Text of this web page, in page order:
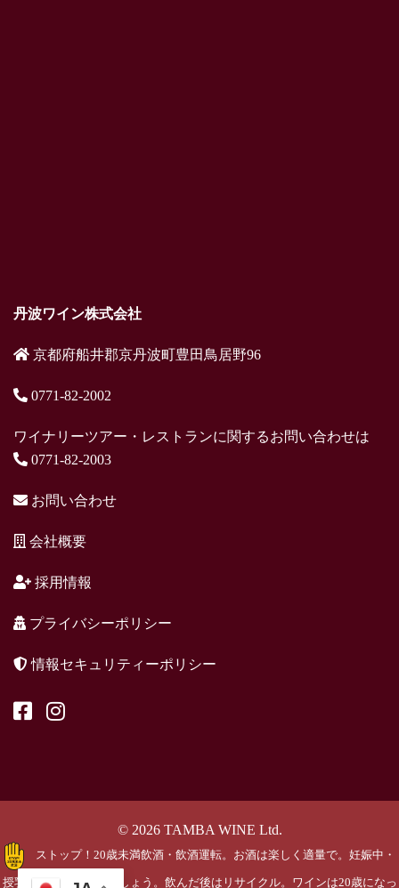
丹波ワイン株式会社
京都府船井郡京丹波町豊田鳥居野96
0771-82-2002
ワイナリーツアー・レストランに関するお問い合わせは
0771-82-2003
お問い合わせ
会社概要
採用情報
プライバシーポリシー
情報セキュリティーポリシー
© 2026 TAMBA WINE Ltd.
ストップ！20歳未満飲酒・飲酒運転。お酒は楽しく適量で。妊娠中・
授乳期の飲酒はやめましょう。飲んだ後はリサイクル。ワインは20歳になっ